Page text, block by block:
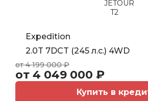
Expedition
2.0T 7DCT (245 л.с.) 4WD
от 4 199 000 ₽
от 4 049 000 ₽
Купить в